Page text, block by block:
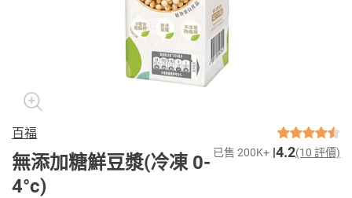
百福
無添加糖鮮豆漿(冷凍 0-
4°c)
已售 200K+ 4.2(10 評價)